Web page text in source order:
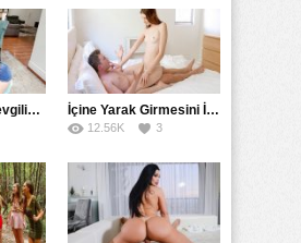
Yemeğe Gelen Sevgilisinin Arkadaşına Yarak Yedirdi İçine Yarak Girmesini İsteyince Kuzeninin Penisini Kullandı
12.56K 3